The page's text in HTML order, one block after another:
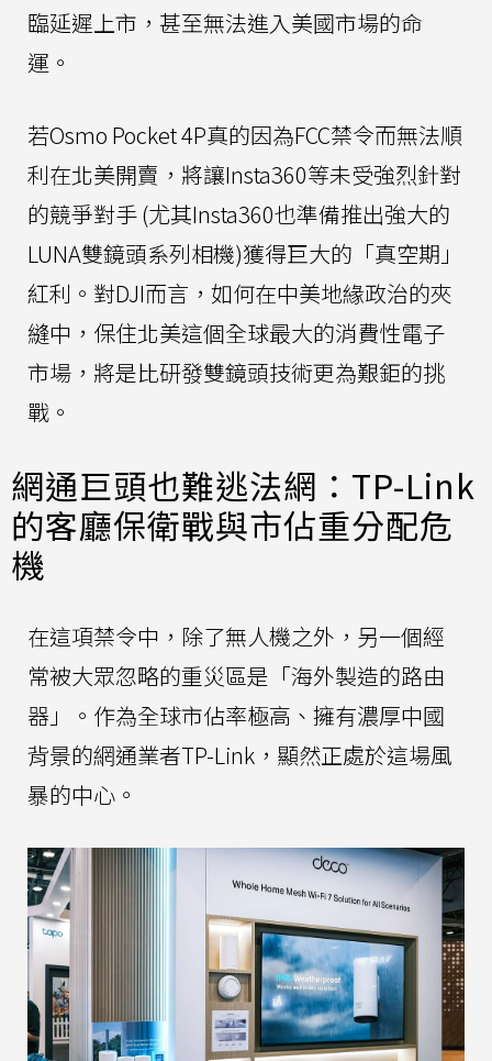
臨延遲上市，甚至無法進入美國市場的命
運。
若Osmo Pocket 4P真的因為FCC禁令而無法順
利在北美開賣，將讓Insta360等未受強烈針對
的競爭對手 (尤其Insta360也準備推出強大的
LUNA雙鏡頭系列相機)獲得巨大的「真空期」
紅利。對DJI而言，如何在中美地緣政治的夾
縫中，保住北美這個全球最大的消費性電子
市場，將是比研發雙鏡頭技術更為艱鉅的挑
戰。
網通巨頭也難逃法網：TP-Link
的客廳保衛戰與市佔重分配危
機
在這項禁令中，除了無人機之外，另一個經
常被大眾忽略的重災區是「海外製造的路由
器」。作為全球市佔率極高、擁有濃厚中國
背景的網通業者TP-Link，顯然正處於這場風
暴的中心。